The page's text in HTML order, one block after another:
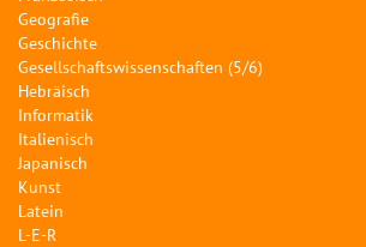
Geografie
Geschichte
Gesellschaftswissenschaften (5/6)
Hebräisch
Informatik
Italienisch
Japanisch
Kunst
Latein
L-E-R